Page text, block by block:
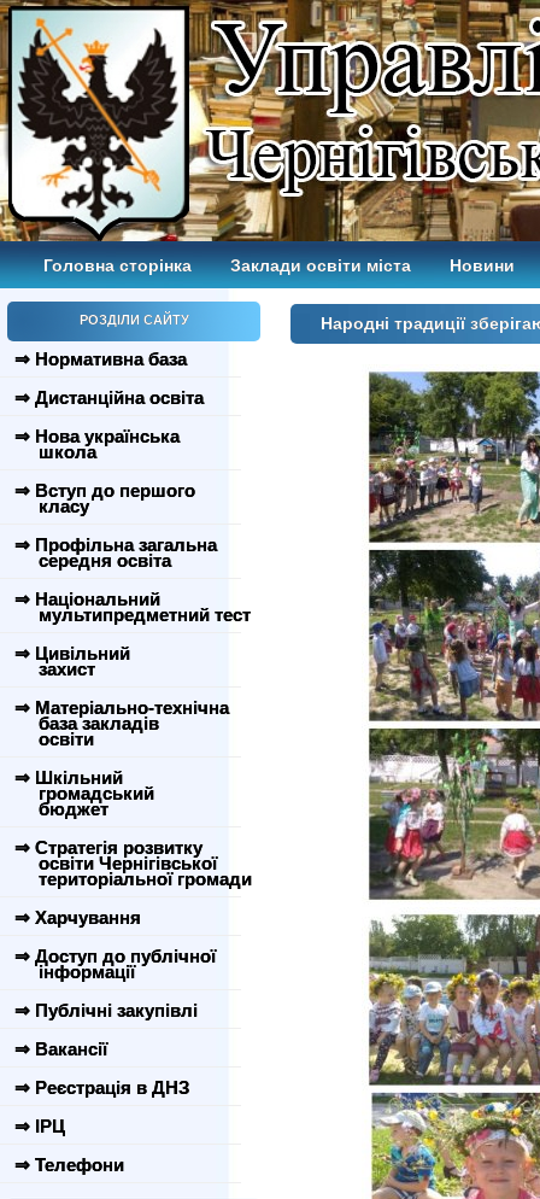
Головна сторінка Заклади освіти міста Новини
РОЗДІЛИ САЙТУ
⇒ Нормативна база
⇒ Дистанційна освіта
⇒ Нова українська
школа
⇒ Вступ до першого
класу
⇒ Профільна загальна
середня освіта
⇒ Національний
мультипредметний тест
⇒ Цивільний
захист
⇒ Матеріально-технічна
база закладів
освіти
⇒ Шкільний
громадський
бюджет
⇒ Стратегія розвитку
освіти Чернігівської
територіальної громади
⇒ Харчування
⇒ Доступ до публічної
інформації
⇒ Публічні закупівлі
⇒ Вакансії
⇒ Реєстрація в ДНЗ
⇒ ІРЦ
⇒ Телефони
Народні традиції